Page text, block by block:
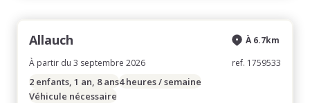
Allauch
À partir du 3 septembre 2026
À 6.7km
ref. 1759533
2 enfants, 1 an, 8 ans4 heures / semaine
Véhicule nécessaire